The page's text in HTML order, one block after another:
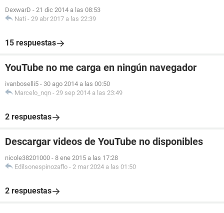
DexwarD - 21 dic 2014 a las 08:53
Nati - 29 abr 2017 a las 22:39
15 respuestas
YouTube no me carga en ningún navegador
ivanboselli5 - 30 ago 2014 a las 00:50
Marcelo_nqn - 29 sep 2014 a las 23:49
2 respuestas
Descargar videos de YouTube no disponibles
nicole38201000 - 8 ene 2015 a las 17:28
Edilsonespinozaflo - 2 mar 2024 a las 01:50
2 respuestas